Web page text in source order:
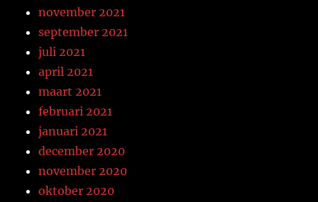
november 2021
september 2021
juli 2021
april 2021
maart 2021
februari 2021
januari 2021
december 2020
november 2020
oktober 2020